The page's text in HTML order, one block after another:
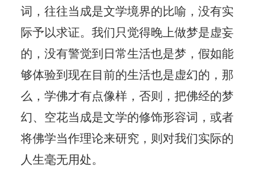
词，往往当成是文学境界的比喻，没有实
际予以求证。我们只觉得晚上做梦是虚妄
的，没有警觉到日常生活也是梦，假如能
够体验到现在目前的生活也是虚幻的，那
么，学佛才有点像样，否则，把佛经的梦
幻、空花当成是文学的修饰形容词，或者
将佛学当作理论来研究，则对我们实际的
人生毫无用处。